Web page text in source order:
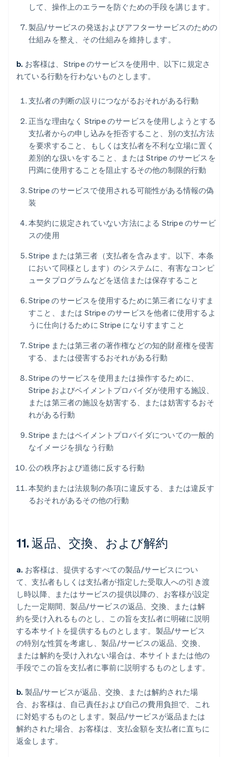
して、操作上のエラーを防ぐための手段を講じます。
製品/サービスの発送およびアフターサービスのための
仕組みを整え、その仕組みを維持します。
b. お客様は、Stripe のサービスを使用中、以下に規定さ
れている行動を行わないものとします。
支払者の判断の誤りにつながるおそれがある行動
正当な理由なく Stripe のサービスを使用しようとする
支払者からの申し込みを拒否すること、別の支払方法
を要求すること、もしくは支払者を不利な立場に置く
差別的な扱いをすること、または Stripe のサービスを
円満に使用することを阻止するその他の制限的行動
Stripe のサービスで使用される可能性がある情報の偽
装
本契約に規定されていない方法による Stripe のサービ
スの使用
Stripe または第三者（支払者を含みます。以下、本条
において同様とします）のシステムに、有害なコンピ
ュータプログラムなどを送信または保存すること
Stripe のサービスを使用するために第三者になりすま
すこと、または Stripe のサービスを他者に使用するよ
うに仕向けるために Stripe になりすますこと
Stripe または第三者の著作権などの知的財産権を侵害
する、または侵害するおそれがある行動
Stripe のサービスを使用または操作するために、
Stripe およびペイメントプロバイダが使用する施設、
または第三者の施設を妨害する、または妨害するおそ
れがある行動
Stripe またはペイメントプロバイダについての一般的
なイメージを損なう行動
公の秩序および道徳に反する行動
本契約または法規制の条項に違反する、または違反す
るおそれがあるその他の行動
11. 返品、交換、および解約
a. お客様は、提供するすべての製品/サービスについ
て、支払者もしくは支払者が指定した受取人への引き渡
し時以降、またはサービスの提供以降の、お客様が設定
した一定期間、製品/サービスの返品、交換、または解
約を受け入れるものとし、この旨を支払者に明確に説明
する本サイトを提供するものとします。製品/サービス
の特別な性質を考慮し、製品/サービスの返品、交換、
または解約を受け入れない場合は、本サイトまたは他の
手段でこの旨を支払者に事前に説明するものとします。
b. 製品/サービスが返品、交換、または解約された場
合、お客様は、自己責任および自己の費用負担で、これ
に対処するものとします。製品/サービスが返品または
解約された場合、お客様は、支払金額を支払者に直ちに
返金します。